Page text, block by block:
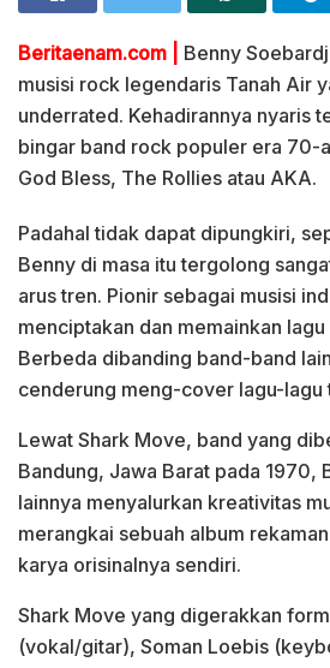
Beritaenam.com |
Benny
musisi rock legendaris Tanah Air
underrated. Kehadirannya nyaris
bingar band rock populer era 70-
God Bless, The Rollies atau AKA.
Padahal tidak dapat dipungkiri,
Benny di masa itu tergolong
arus tren. Pionir sebagai musisi
menciptakan dan memainkan
Berbeda dibanding band-band
cenderung meng-cover lagu-lagu
Lewat Shark Move, band yang
Bandung, Jawa Barat pada 1970,
lainnya menyalurkan kreativitas
merangkai sebuah album
karya orisinalnya sendiri.
Shark Move yang digerakkan
(vokal/gitar), Soman Loebis